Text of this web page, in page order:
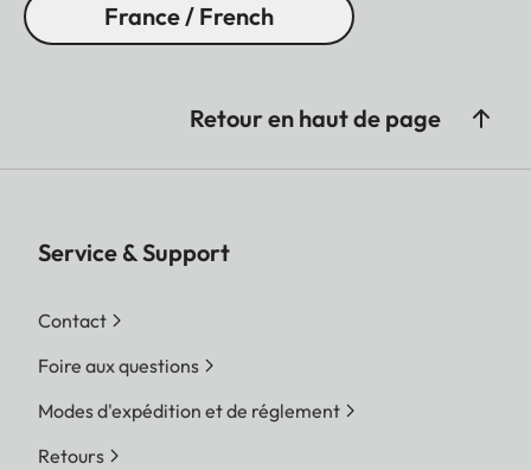
France / French
Retour en haut de page
Service & Support
Contact
Foire aux questions
Modes d'expédition et de réglement
Retours